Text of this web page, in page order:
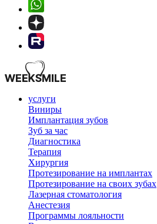
услуги
Виниры
Имплантация зубов
Зуб за час
Диагностика
Терапия
Хирургия
Протезирование на имплантах
Протезирование на своих зубах
Лазерная стоматология
Анестезия
Программы лояльности